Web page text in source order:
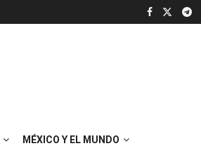
MÉXICO Y EL MUNDO